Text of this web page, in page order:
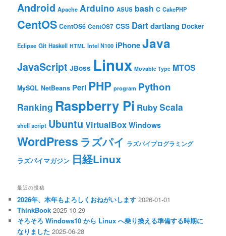
Android Apache Arduino ASUS bash C CakePHP
CentOS CentOS6 CentOS7 CSS Dart dartlang Docker
Eclipse Git Haskell HTML Intel N100 iPhoneJava
JavaScript JBoss Linux Movable Type MTOS
MySQL NetBeans Perl PHP program Python
Ranking Raspberry Pi RubyScala
shell script Ubuntu VirtualBox Windows
WordPress ラズパイ ラズパイプログラミング
ラズパイマガジン 日経Linux
最近の投稿
2026年、本年もよろしくおねがいします 2026-01-01
ThinkBook 2025-10-29
そろそろ Windows10 から Linux へ乗り換える準備する時期に
なりました 2025-06-28